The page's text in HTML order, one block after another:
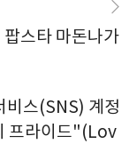
스타 마돈나가
비스(SNS) 계정
프라이드"(Lov